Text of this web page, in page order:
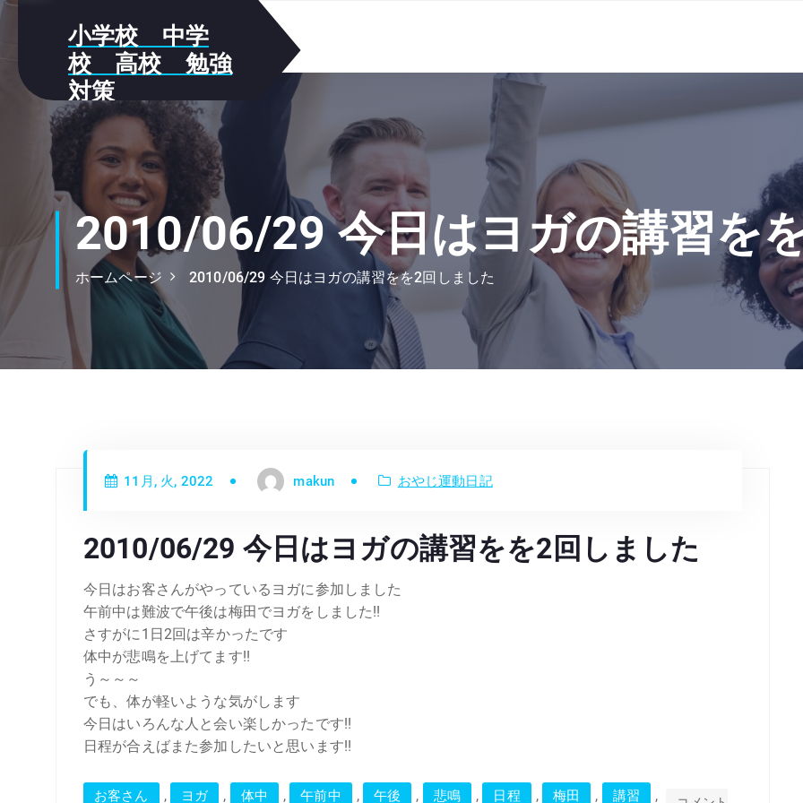
S
小学校 中学
校 高校 勉強
対策
我が家の勉強方法をメモしていき
2010/06/29 今日はヨガの講習を
ホームページ 2010/06/29 今日はヨガの講習をを2回しました
11月, 火, 2022 makun おやじ運動日記
2010/06/29 今日はヨガの講習をを2回しました
今日はお客さんがやっているヨガに参加しました
午前中は難波で午後は梅田でヨガをしました!!
さすがに1日2回は辛かったです
体中が悲鳴を上げてます!!
う～～～
でも、体が軽いような気がします
今日はいろんな人と会い楽しかったです!!
日程が合えばまた参加したいと思います!!
お客さん , ヨガ , 体中 , 午前中 , 午後 , 悲鳴 , 日程 , 梅田 , 講習 ,